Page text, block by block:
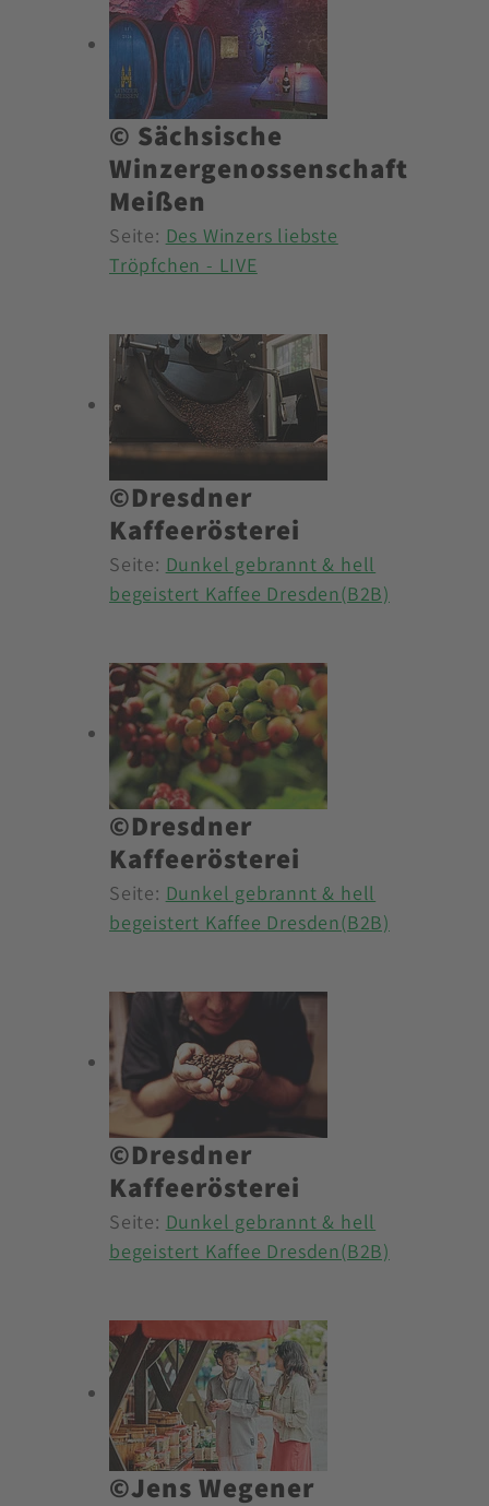
© Sächsische
Winzergenossenschaft
Meißen
Seite: Des Winzers liebste
Tröpfchen - LIVE
©Dresdner
Kaffeerösterei
Seite: Dunkel gebrannt & hell
begeistert Kaffee Dresden(B2B)
©Dresdner
Kaffeerösterei
Seite: Dunkel gebrannt & hell
begeistert Kaffee Dresden(B2B)
©Dresdner
Kaffeerösterei
Seite: Dunkel gebrannt & hell
begeistert Kaffee Dresden(B2B)
©Jens Wegener